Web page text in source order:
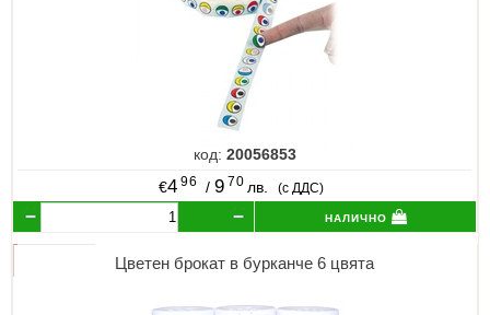
код: 20056853
€4 96 / 9 70 лв. (с ДДС)
налично
Цветен брокат в бурканче 6 цвята